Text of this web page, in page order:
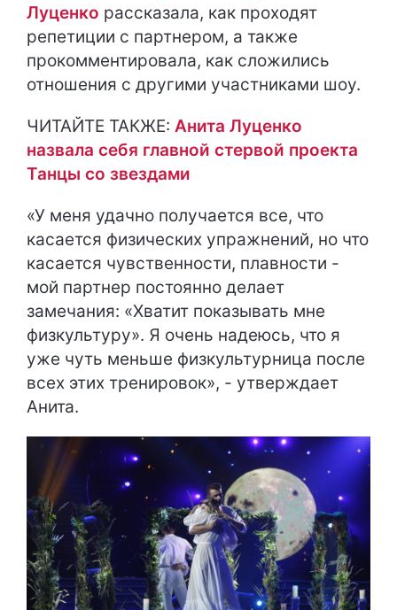
Луценко рассказала, как проходят
репетиции с партнером, а также
прокомментировала, как сложились
отношения с другими участниками шоу.
ЧИТАЙТЕ ТАКЖЕ: Анита Луценко
назвала себя главной стервой проекта
Танцы со звездами
«У меня удачно получается все, что
касается физических упражнений, но что
касается чувственности, плавности -
мой партнер постоянно делает
замечания: «Хватит показывать мне
физкультуру». Я очень надеюсь, что я
уже чуть меньше физкультурница после
всех этих тренировок», - утверждает
Анита.